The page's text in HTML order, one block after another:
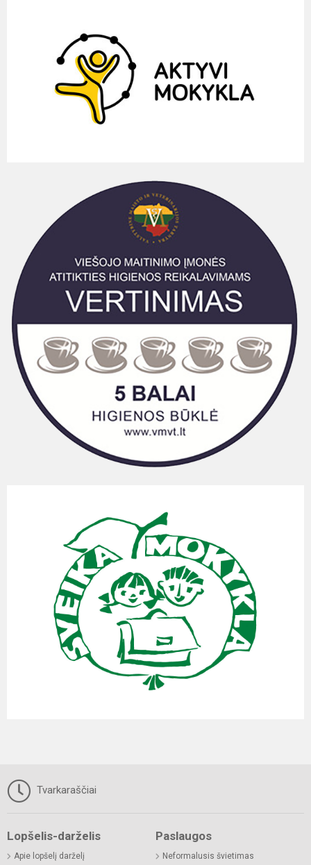
Tvarkaraščiai
Lopšelis-darželis
Apie lopšelį darželį
Paslaugos
Neformalusis švietimas